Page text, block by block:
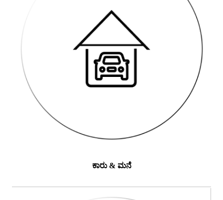
ಕಾರು & ಮನೆ